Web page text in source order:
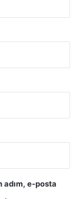
adım, e-posta